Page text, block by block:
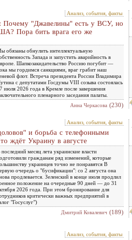
Анализ, события, факты
Почему "Джавелины" есть у ВСУ, но
Пора бить врага его же
обязаны обнулить интеллектуальную
Запада и запустить аварийность в
Шапкозакидательство Россию погубит —
мы гордимся санкциями, враг грабит наш
флот. Встреча президента России Владимира
с депутатами Госдумы VIII созыва состоялась
июля 2026 года в Кремле после завершения
пленарного заседания палаты.
Анна Черкасова (230)
Анализ, события, факты
и борьба с телефонными
ждёт Украину в августе
месяц лета украинские власти
гражданам ряд изменений, которые
украинцев точно не понравятся В
очередь о "бусификации": со 2 августа она
продлевается. Зеленский в конце июля продлил
положение на очередные 90 дней — до 31
2026 года. При этом бронирование для
критически важных предприятий в
"Госуслуг")
Дмитрий Ковалевич (189)
Анализ, события, факты